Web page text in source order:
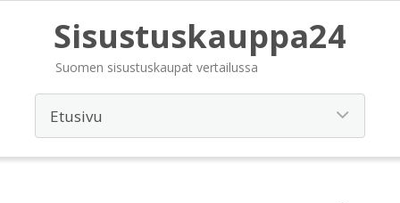
Sisustuskauppa24
Suomen sisustuskaupat vertailussa